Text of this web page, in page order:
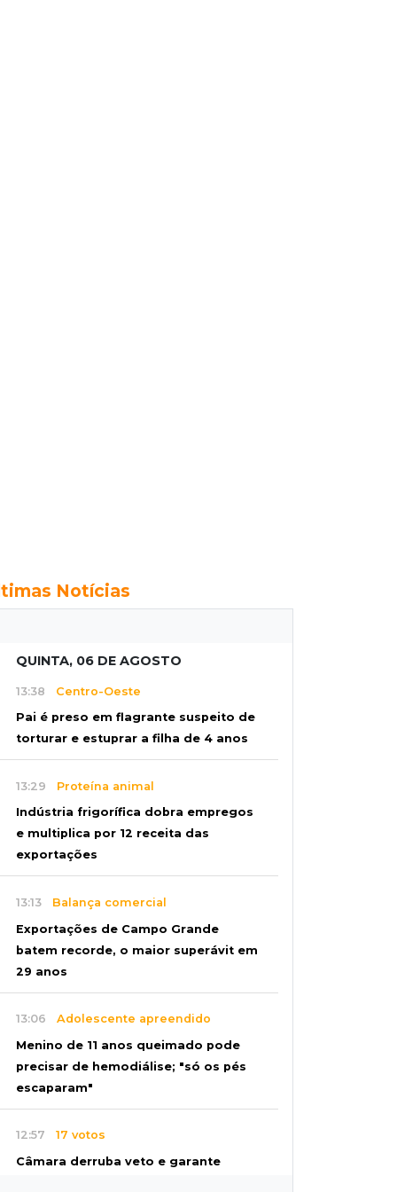
Notícias
QUINTA, 06 DE AGOSTO
13:38 Centro-Oeste
Pai é preso em flagrante suspeito de
torturar e estuprar a filha de 4 anos
13:29 Proteína animal
Indústria frigorífica dobra empregos
e multiplica por 12 receita das
exportações
13:13 Balança comercial
Exportações de Campo Grande
batem recorde, o maior superávit em
29 anos
13:06 Adolescente apreendido
Menino de 11 anos queimado pode
precisar de hemodiálise; "só os pés
escaparam"
12:57 17 votos
Câmara derruba veto e garante